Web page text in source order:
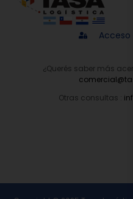
Acceso
¿Querés saber más
Otras consultas :